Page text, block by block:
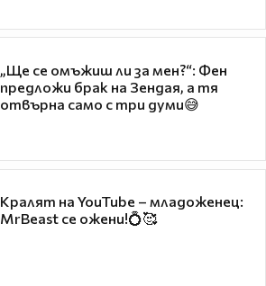
„Ще се омъжиш ли за мен?“: Фен
предложи брак на Зендая, а тя
отвърна само с три думи😅
Кралят на YouTube – младоженец:
MrBeast се ожени!💍🥰